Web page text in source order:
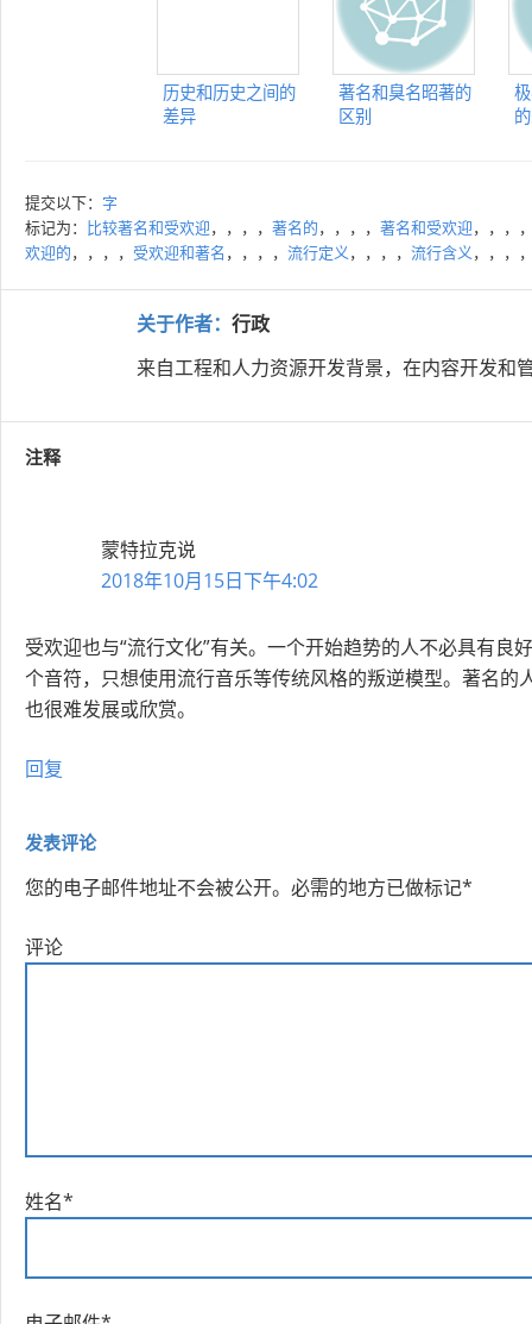
历史和历史之间的
差异
著名和臭名昭著的
区别
提交以下： 字
标记为： 比较著名和受欢迎，，，， 著名的，，，， 著名和受欢迎，，，
欢迎的，，，， 受欢迎和著名 ，，，， 流行定义，，，， 流行含义，，，
关于作者： 行政
来自工程和人力资源开发背景，在内容开发和
注释
蒙特拉克说
2018年10月15日下午4:02
受欢迎也与“流行文化”有关。一个开始趋势的人不必具有
个音符，只想使用流行音乐等传统风格的叛逆模型。著名
也很难发展或欣赏。
回复
发表评论
您的电子邮件地址不会被公开。 必需的地方已做标记*
评论
姓名*